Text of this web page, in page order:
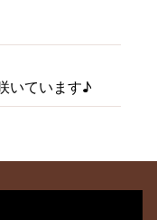
いています♪